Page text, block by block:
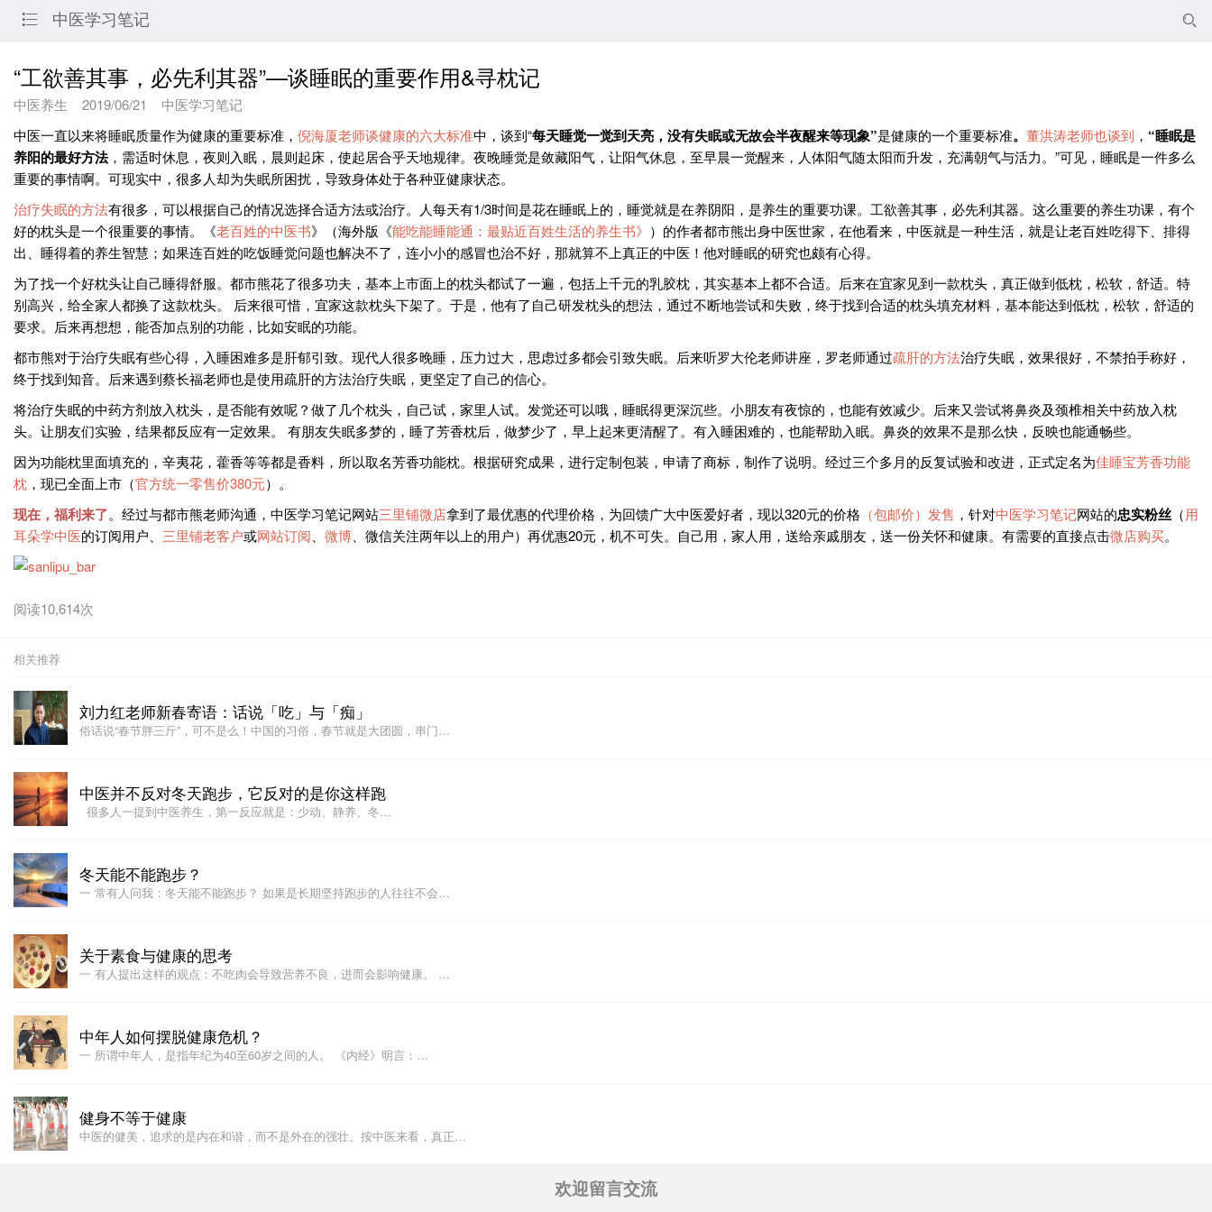
 中医学习笔记 
“工欲善其事，必先利其器”—谈睡眠的重要作用&寻枕记
中医养生 2019/06/21
中医学习笔记
中医一直以来将睡眠质量作为健康的重要标准， 倪海厦老师谈健康的六大标准中，谈到“每天睡觉一觉到天亮，没有失眠或无故会半夜醒来等现象”是健康的一个重要标准。 董洪涛老师也谈到 ， “睡眠是
养阳的最好方法，需适时休息，夜则入眠，晨则起床，使起居合乎天地规律。夜晚睡觉是敛藏阳气，让阳气休息，至早晨一觉醒来，人体阳气随太阳而升发，充满朝气与活力。”可见，睡眠是一件多么
重要的事情啊。可现实中，很多人却为失眠所困扰，导致身体处于各种亚健康状态。
治疗失眠的方法有很多，可以根据自己的情况选择合适方法或治疗。人每天有1/3时间是花在睡眠上的，睡觉就是在养阴阳，是养生的重要功课。工欲善其事，必先利其器。这么重要的养生功课，有个
好的枕头是一个很重要的事情。《老百姓的中医书》（海外版《能吃能睡能通：最贴近百姓生活的养生书》 ）的作者都市熊出身中医世家，在他看来，中医就是一种生活，就是让老百姓吃得下、排得
出、睡得着的养生智慧；如果连百姓的吃饭睡觉问题也解决不了，连小小的感冒也治不好，那就算不上真正的中医！他对睡眠的研究也颇有心得。
为了找一个好枕头让自己睡得舒服。都市熊花了很多功夫，基本上市面上的枕头都试了一遍，包括上千元的乳胶枕，其实基本上都不合适。后来在宜家见到一款枕头，真正做到低枕，松软，舒适。特
别高兴，给全家人都换了这款枕头。 后来很可惜，宜家这款枕头下架了。于是，他有了自己研发枕头的想法，通过不断地尝试和失败，终于找到合适的枕头填充材料，基本能达到低枕，松软，舒适的
要求。后来再想想，能否加点别的功能，比如安眠的功能。
都市熊对于治疗失眠有些心得，入睡困难多是肝郁引致。现代人很多晚睡，压力过大，思虑过多都会引致失眠。后来听罗大伦老师讲座，罗老师通过疏肝的方法治疗失眠，效果很好，不禁拍手称好，
终于找到知音。后来遇到蔡长福老师也是使用疏肝的方法治疗失眠，更坚定了自己的信心。
将治疗失眠的中药方剂放入枕头，是否能有效呢？做了几个枕头，自己试，家里人试。发觉还可以哦，睡眠得更深沉些。小朋友有夜惊的，也能有效减少。后来又尝试将鼻炎及颈椎相关中药放入枕
头。让朋友们实验，结果都反应有一定效果。 有朋友失眠多梦的，睡了芳香枕后，做梦少了，早上起来更清醒了。有入睡困难的，也能帮助入眠。鼻炎的效果不是那么快，反映也能通畅些。
因为功能枕里面填充的，辛夷花，藿香等等都是香料，所以取名芳香功能枕。根据研究成果，进行定制包装，申请了商标，制作了说明。经过三个多月的反复试验和改进，正式定名为佳睡宝芳香功能
枕 ，现已全面上市（官方统一零售价380元）。
现在，福利来了。经过与都市熊老师沟通，中医学习笔记网站三里铺微店拿到了最优惠的代理价格，为回馈广大中医爱好者，现以320元的价格 （包邮价）发售 ，针对中医学习笔记网站的忠实粉丝 （用
耳朵学中医的订阅用户、 三里铺老客户或网站订阅 微博 、微信关注两年以上的用户）再优惠20元，机不可失。自己用，家人用，送给亲戚朋友，送一份关怀和健康。有需要的直接点击微店购买。
阅读10,614次
相关推荐
刘力红老师新春寄语：话说「吃」与「痴」
俗话说“春节胖三斤”，可不是么！中国的习俗，春节就是大团圆，串门…
中医并不反对冬天跑步，它反对的是你这样跑
很多人一提到中医养生，第一反应就是：少动、静养、冬…
冬天能不能跑步？
一 常有人问我：冬天能不能跑步？ 如果是长期坚持跑步的人往往不会…
关于素食与健康的思考
一 有人提出这样的观点：不吃肉会导致营养不良，进而会影响健康。 …
中年人如何摆脱健康危机？
一 所谓中年人，是指年纪为40至60岁之间的人。 《内经》明言：…
健身不等于健康
中医的健美，追求的是内在和谐，而不是外在的强壮。按中医来看，真正…
欢迎留言交流